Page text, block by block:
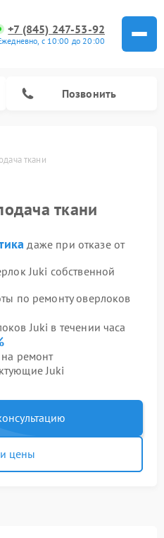
+7 (845) 247-53-92
с 10:00 до 20:00
Позвонить
ткани
ткани
даже при отказе от
Juki собственной
по ремонту оверлоков
Juki в течении часа
ремонт
Juki
цены